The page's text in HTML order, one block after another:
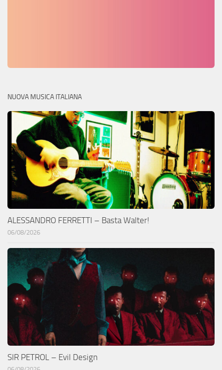
NUOVA MUSICA ITALIANA
ALESSANDRO FERRETTI – Basta Walter!
06/08/2026
SIR PETROL – Evil Design